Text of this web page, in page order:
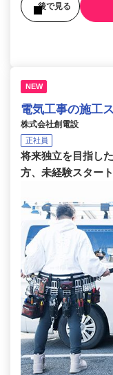
後で見る
NEW
電気工事の施工
株式会社創電設
正社員
将来独立を目指し
方、未経験スター